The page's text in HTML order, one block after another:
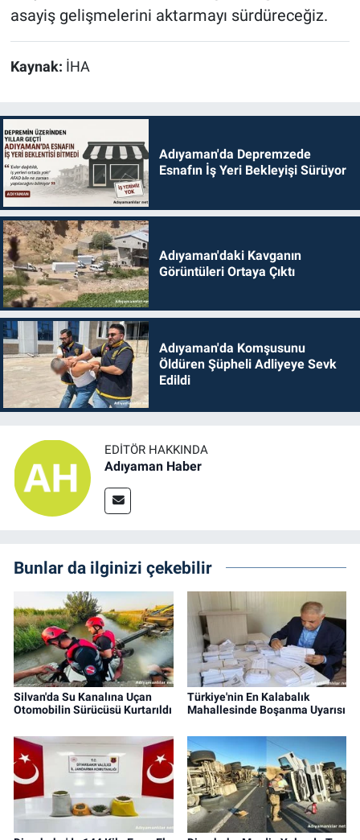
asayiş gelişmelerini aktarmayı sürdüreceğiz.
Kaynak: İHA
Adıyaman'da Depremzede
Esnafın İş Yeri Bekleyişi Sürüyor
Adıyaman'daki Kavganın
Görüntüleri Ortaya Çıktı
Adıyaman'da Komşusunu
Öldüren Şüpheli Adliyeye Sevk
Edildi
EDITÖR HAKKINDA
Adıyaman Haber
Bunlar da ilginizi çekebilir
Silvan'da Su Kanalına Uçan
Otomobilin Sürücüsü Kurtarıldı
Türkiye'nin En Kalabalık
Mahallesinde Boşanma Uyarısı